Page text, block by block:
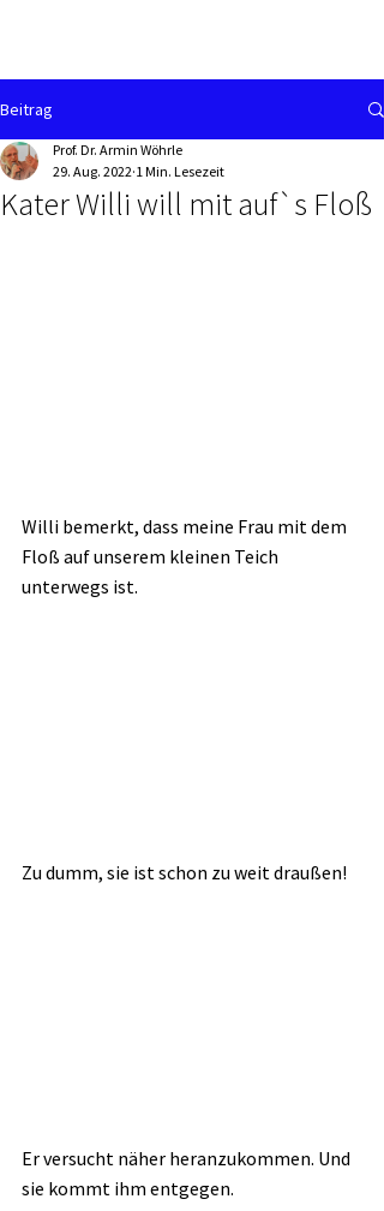
Beitrag
Kater Willi will mit auf`s Floß
Prof. Dr. Armin Wöhrle
29. Aug. 2022 1 Min. Lesezeit
Willi bemerkt, dass meine Frau mit dem
Floß auf unserem kleinen Teich
unterwegs ist.
Zu dumm, sie ist schon zu weit draußen!
Er versucht näher heranzukommen. Und
sie kommt ihm entgegen.